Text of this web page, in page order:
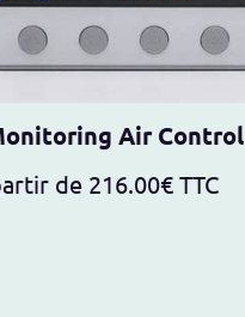
Air Control
de 216.00€ TTC